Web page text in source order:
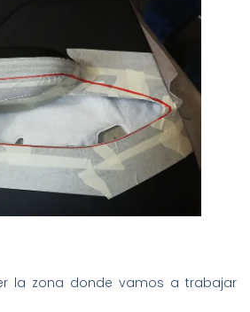
la zona donde vamos a trabajar